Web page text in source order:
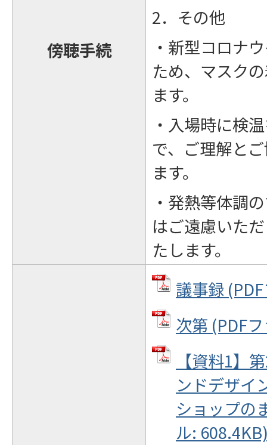
傍聴手続
2．その他
・新型コロナ
ため、マスク
ます。
・入場時に検
で、ご理解と
ます。
・発熱等体調
はご遠慮いた
たします。
議事録
次第 (PDF
【資料1】
ンドデザイ
ショップの
ル: